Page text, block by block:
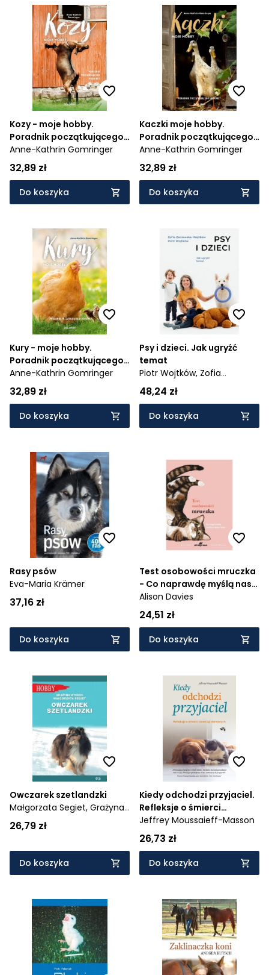
Kozy - moje hobby.
Poradnik początkującego
hodowcy
Anne-Kathrin Gomringer
32,89 zł
Do koszyka
Kaczki moje hobby.
Poradnik początkującego
hodowcy
Anne-Kathrin Gomringer
32,89 zł
Do koszyka
Kury - moje hobby.
Poradnik początkującego
hodowcy
Anne-Kathrin Gomringer
32,89 zł
Do koszyka
Psy i dzieci. Jak ugryźć
temat
Piotr Wojtków, Zofia
Zaniewska-Wojtków
48,24 zł
Do koszyka
Rasy psów
Eva-Maria Krämer
37,16 zł
Do koszyka
Test osobowości mruczka
- Co naprawdę myślą nasi
koci przyjaciele?
Alison Davies
24,51 zł
Do koszyka
Owczarek szetlandzki
Małgorzata Segiet, Grażyna
Wycech
26,79 zł
Do koszyka
Kiedy odchodzi przyjaciel.
Refleksje o śmierci
zwierząt domowych
Jeffrey Moussaieff-Masson
26,73 zł
Do koszyka